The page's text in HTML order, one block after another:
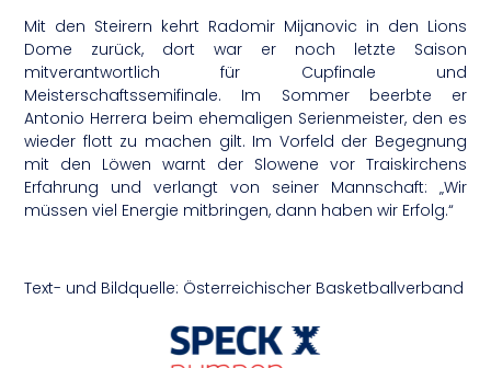
Mit den Steirern kehrt Radomir Mijanovic in den Lions
Dome zurück, dort war er noch letzte Saison
mitverantwortlich für Cupfinale und
Meisterschaftssemifinale. Im Sommer beerbte er
Antonio Herrera beim ehemaligen Serienmeister, den es
wieder flott zu machen gilt. Im Vorfeld der Begegnung
mit den Löwen warnt der Slowene vor Traiskirchens
Erfahrung und verlangt von seiner Mannschaft: „Wir
müssen viel Energie mitbringen, dann haben wir Erfolg.“
Text- und Bildquelle: Österreichischer Basketballverband